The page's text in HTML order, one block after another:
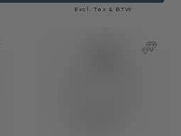
Excl. Tax & BTW